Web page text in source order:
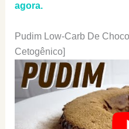
agora.
Pudim Low-Carb De
Cetogênico]